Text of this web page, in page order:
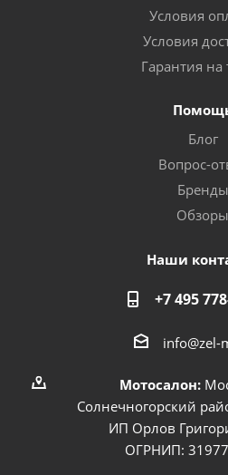
Условия
Условия
Гарантия на
Блог
Вопрос-
Бренды
Обзоры
Наши
+7 495
info@zel-
Мотосалон:
Солнечногорский
ИП Орлов
ОГРНИП: